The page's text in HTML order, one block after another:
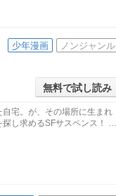
少年漫画 ノンジャンル
無料で試し読み
宅。が、その場所に生まれ
し求めるSFサスペンス！ …